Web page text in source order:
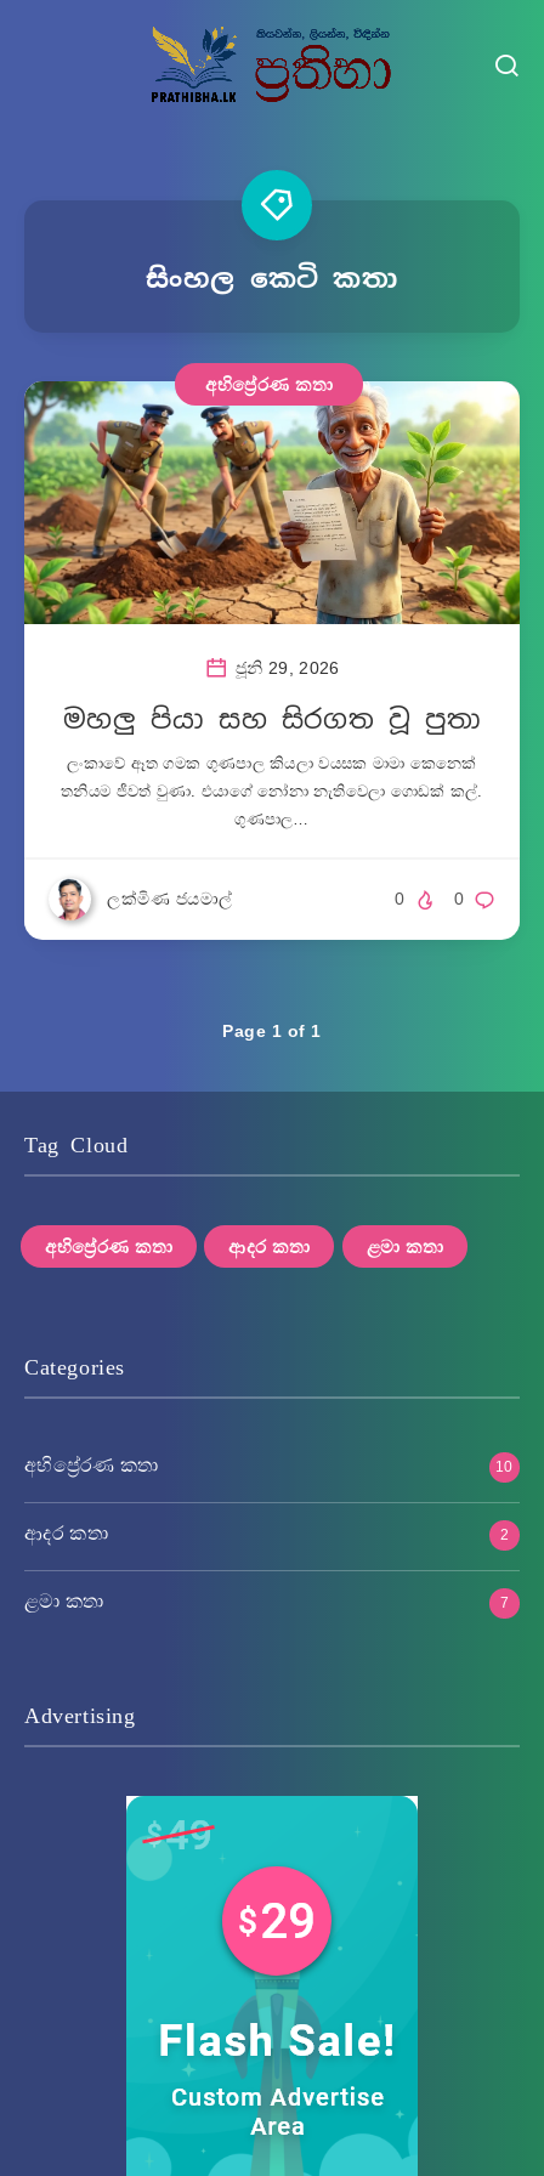
සිංහල කෙටි කතා
අභිප්‍රේරණ කතා
ජූනි 29, 2026
මහලු පියා සහ සිරගත වූ පුතා
ලංකාවේ ඈත ගමක ගුණපාල කියලා වයසක මාමා කෙනෙක්
තනියම ජීවත් වුණා. එයාගේ නෝනා නැතිවෙලා ගොඩක් කල්.
ගුණපාල…
ලක්මිණ ජයමාල් 0
0
Page 1 of 1
Tag Cloud
අභිප්‍රේරණ කතා ආදර කතා ළමා කතා
Categories
අභිප්‍රේරණ කතා 10
ආදර කතා 2
ළමා කතා 7
Advertising